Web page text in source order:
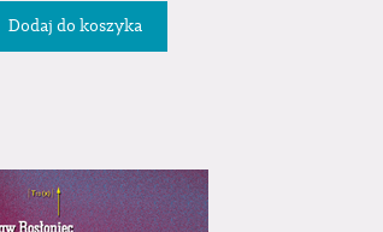
Dodaj do koszyka